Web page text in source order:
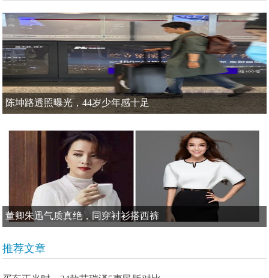
陈坤路透照曝光，44岁少年感十足
董卿朱迅气质真绝，同穿衬衫搭西裤
推荐文章